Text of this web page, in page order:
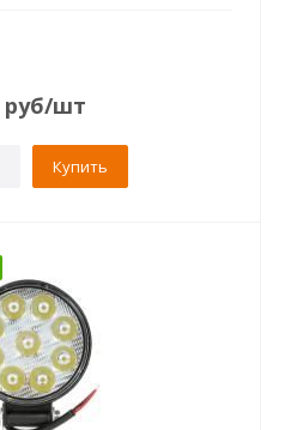
руб/шт
Купить